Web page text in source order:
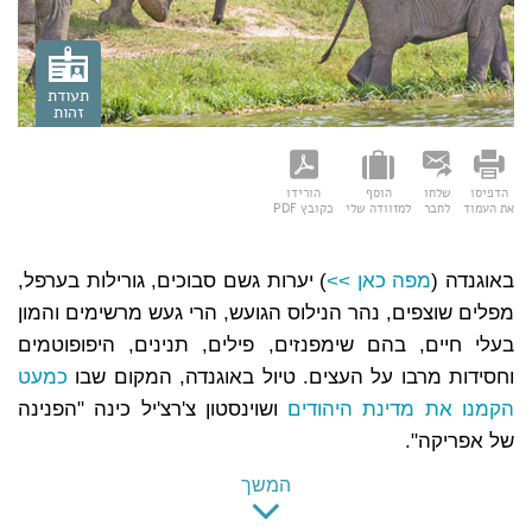
תעודת
זהות
תעודת זהות
שפה רשמית:אנגלית
מטבע:שילינג
בירה:קמפלה (Kampala)
קידומת:
הדפיסו
את העמוד
שלחו
לחבר
הוסף
למזוודה שלי
הורידו
כקובץ PDF
באוגנדה (מפה כאן >>) יערות גשם סבוכים, גורילות בערפל,
מפלים שוצפים, נהר הנילוס הגועש, הרי געש מרשימים והמון
בעלי חיים, בהם שימפנזים, פילים, תנינים, היפופוטמים
וחסידות מרבו על העצים. טיול באוגנדה, המקום שבו כמעט
הקמנו את מדינת היהודים ושוינסטון צ'רצ'יל כינה "הפנינה
של אפריקה".
אוגנדה נמצאת באזור קו המשווה, בחלק המזרחי של מרכז
אפריקה, והיא מתהדרת במגוון רב של
המשך